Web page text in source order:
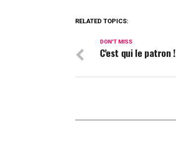
RELATED TOPICS:
DON'T MISS
C'est qui le patron !